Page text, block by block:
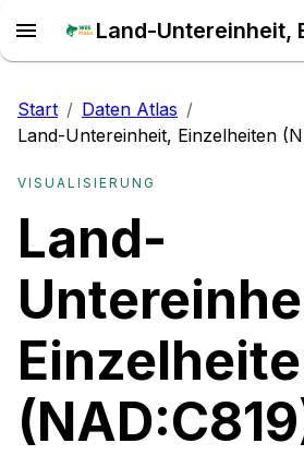
Start / Daten Atlas /
Land-Untereinheit, Einzelheiten
VISUALISIERUNG
Land-